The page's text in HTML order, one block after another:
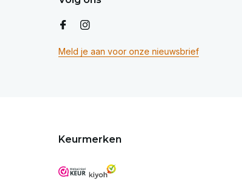
Meld je aan voor onze nieuwsbrief
Keurmerken